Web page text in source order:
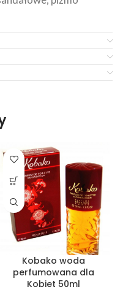
Kobako woda
perfumowana dla
Kobiet 50ml